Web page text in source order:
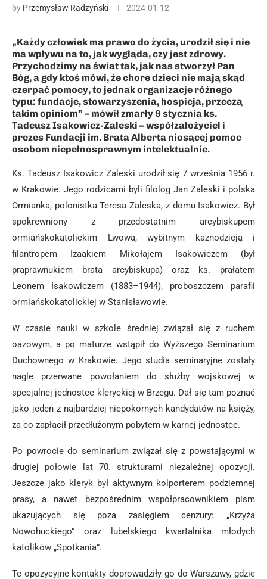
by Przemysław Radzyński 2024-01-12
„Każdy człowiek ma prawo do życia, urodził się i nie
ma wpływu na to, jak wygląda, czy jest zdrowy.
Przychodzimy na świat tak, jak nas stworzył Pan
Bóg, a gdy ktoś mówi, że chore dzieci nie mają skąd
czerpać pomocy, to jednak organizacje różnego
typu: fundacje, stowarzyszenia, hospicja, przeczą
takim opiniom” – mówił zmarły 9 stycznia ks.
Tadeusz Isakowicz-Zaleski – współzałożyciel i
prezes Fundacji im. Brata Alberta niosącej pomoc
osobom niepełnosprawnym intelektualnie.
Ks. Tadeusz Isakowicz Zaleski urodził się 7 września 1956 r.
w Krakowie. Jego rodzicami byli filolog Jan Zaleski i polska
Ormianka, polonistka Teresa Zaleska, z domu Isakowicz. Był
spokrewniony z przedostatnim arcybiskupem
ormiańskokatolickim Lwowa, wybitnym kaznodzieją i
filantropem Izaakiem Mikołajem Isakowiczem (był
praprawnukiem brata arcybiskupa) oraz ks. prałatem
Leonem Isakowiczem (1883–1944), proboszczem parafii
ormiańskokatolickiej w Stanisławowie.
W czasie nauki w szkole średniej związał się z ruchem
oazowym, a po maturze wstąpił do Wyższego Seminarium
Duchownego w Krakowie. Jego studia seminaryjne zostały
nagle przerwane powołaniem do służby wojskowej w
specjalnej jednostce kleryckiej w Brzegu. Dał się tam poznać
jako jeden z najbardziej niepokornych kandydatów na księży,
za co zapłacił przedłużonym pobytem w karnej jednostce.
Po powrocie do seminarium związał się z powstającymi w
drugiej połowie lat 70. strukturami niezależnej opozycji.
Jeszcze jako kleryk był aktywnym kolporterem podziemnej
prasy, a nawet bezpośrednim współpracownikiem pism
ukazujących się poza zasięgiem cenzury: „Krzyża
Nowohuckiego” oraz lubelskiego kwartalnika młodych
katolików „Spotkania”.
Te opozycyjne kontakty doprowadziły go do Warszawy, gdzie